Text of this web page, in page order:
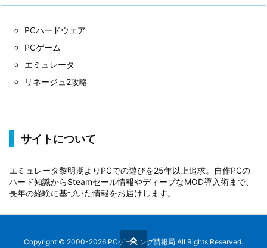
PCハードウェア
PCゲーム
エミュレータ
リネージュ2攻略
サイトについて
エミュレータ黎明期よりPCでの遊びを25年以上追求。自作PCの
ハード知識からSteamセール情報やディープなMOD導入術まで、
長年の経験に基づいた情報をお届けします。
Copyright © 2000-2026 PCゲーミング情報局 All Rights Reserved.